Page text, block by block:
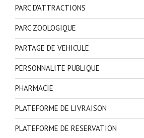
PARC D'ATTRACTIONS
PARC ZOOLOGIQUE
PARTAGE DE VEHICULE
PERSONNALITE PUBLIQUE
PHARMACIE
PLATEFORME DE LIVRAISON
PLATEFORME DE RESERVATION